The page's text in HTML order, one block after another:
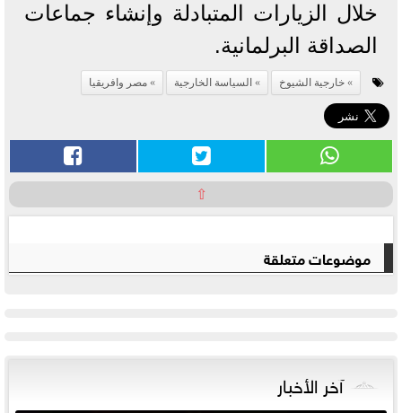
خلال الزيارات المتبادلة وإنشاء جماعات
الصداقة البرلمانية.
خارجية الشيوخ السياسة الخارجية مصر وافريقيا
⇧
موضوعات متعلقة
آخر الأخبار